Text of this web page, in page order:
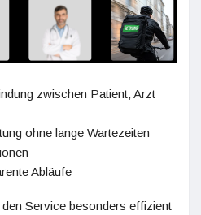
zwischen Patient, Arzt
ohne lange Wartezeiten
Abläufe
Service besonders effizient